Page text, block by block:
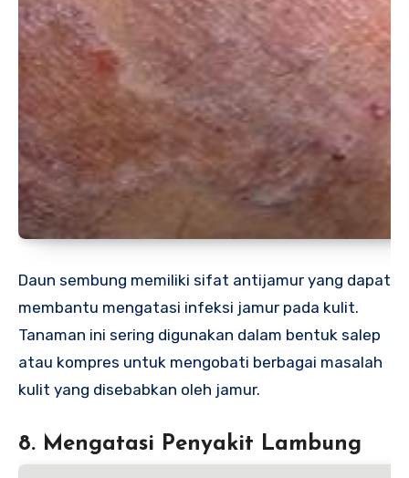
Daun sembung memiliki sifat antijamur yang dapat
membantu mengatasi infeksi jamur pada kulit.
Tanaman ini sering digunakan dalam bentuk salep
atau kompres untuk mengobati berbagai masalah
kulit yang disebabkan oleh jamur.
8. Mengatasi Penyakit Lambung